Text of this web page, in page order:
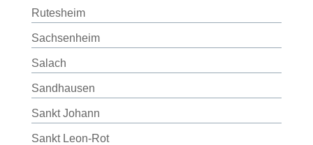
Rutesheim
Sachsenheim
Salach
Sandhausen
Sankt Johann
Sankt Leon-Rot